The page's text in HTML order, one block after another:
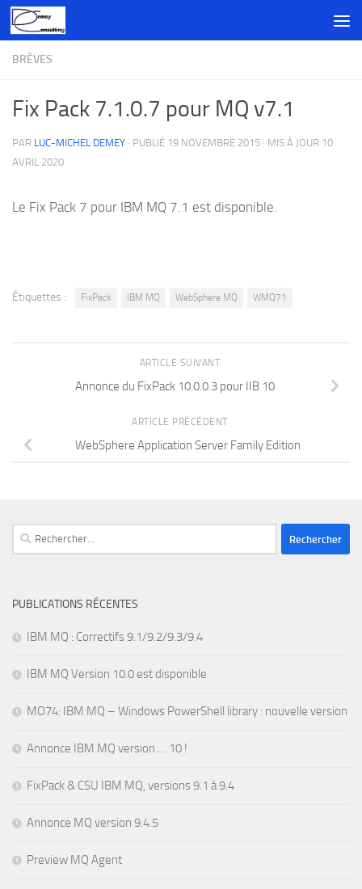
Skip to content
BRÈVES
Fix Pack 7.1.0.7 pour MQ v7.1
PAR LUC-MICHEL DEMEY · PUBLIÉ 19 NOVEMBRE 2015 · MIS À JOUR 10
AVRIL 2020
Le Fix Pack 7 pour IBM MQ 7.1 est disponible.
Étiquettes : FixPack IBM MQ WebSphere MQ WMQ71
ARTICLE SUIVANT
Annonce du FixPack 10.0.0.3 pour IIB 10
ARTICLE PRÉCÉDENT
WebSphere Application Server Family Edition
Rechercher :
PUBLICATIONS RÉCENTES
IBM MQ : Correctifs 9.1/9.2/9.3/9.4
IBM MQ Version 10.0 est disponible
MO74: IBM MQ – Windows PowerShell library : nouvelle version
Annonce IBM MQ version … 10 !
FixPack & CSU IBM MQ, versions 9.1 à 9.4
Annonce MQ version 9.4.5
Preview MQ Agent